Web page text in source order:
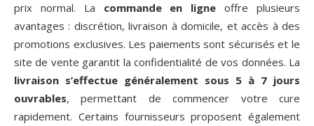
prix normal. La commande en ligne offre plusieurs
avantages : discrétion, livraison à domicile, et accès à des
promotions exclusives. Les paiements sont sécurisés et le
site de vente garantit la confidentialité de vos données. La
livraison s’effectue généralement sous 5 à 7 jours
ouvrables, permettant de commencer votre cure
rapidement. Certains fournisseurs proposent également